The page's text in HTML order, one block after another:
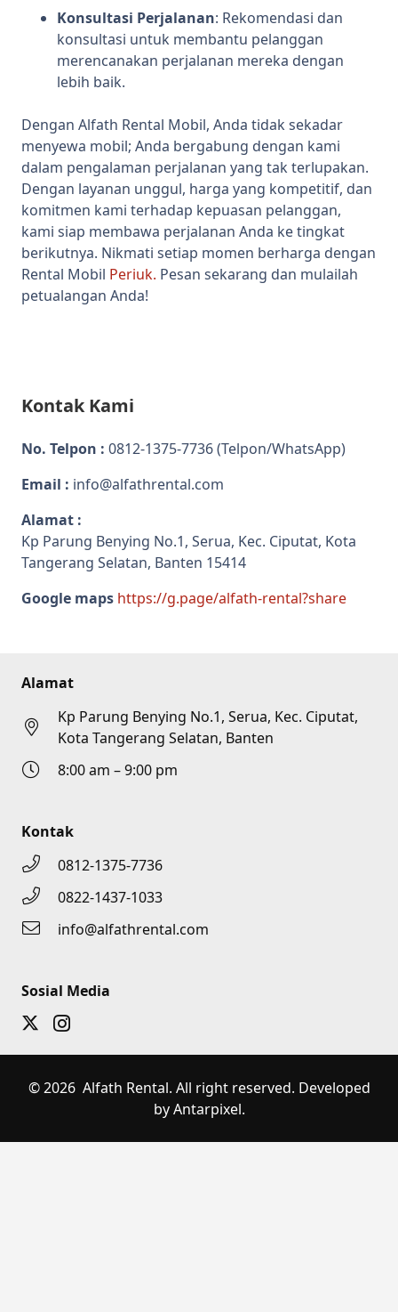
Konsultasi Perjalanan: Rekomendasi dan
konsultasi untuk membantu pelanggan
merencanakan perjalanan mereka dengan
lebih baik.
Dengan Alfath Rental Mobil, Anda tidak sekadar
menyewa mobil; Anda bergabung dengan kami
dalam pengalaman perjalanan yang tak terlupakan.
Dengan layanan unggul, harga yang kompetitif, dan
komitmen kami terhadap kepuasan pelanggan,
kami siap membawa perjalanan Anda ke tingkat
berikutnya. Nikmati setiap momen berharga dengan
Rental Mobil Periuk. Pesan sekarang dan mulailah
petualangan Anda!
Kontak Kami
No. Telpon : 0812-1375-7736(Telpon/WhatsApp)
Email : info@alfathrental.com
Alamat :
Kp Parung Benying No.1, Serua, Kec. Ciputat, Kota
Tangerang Selatan, Banten 15414
Google maps https://g.page/alfath-rental?share
Alamat
Kp Parung Benying No.1, Serua, Kec. Ciputat,
Kota Tangerang Selatan, Banten
8:00 am – 9:00 pm
Kontak
0812-1375-7736
0822-1437-1033
info@alfathrental.com
Sosial Media
© 2026 Alfath Rental. All right reserved. Developed
by Antarpixel.